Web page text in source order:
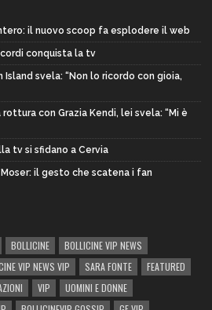
il nuovo scoop fa esplodere il web
conquista la tv
svela: “Non lo ricordo con gioia,
con Grazia Kendi, lei svela: “Mi è
tv si sfidano a Cervia
il gesto che scatena i fan
BOLLICINE
BOLLICINE VIP NEWS
VIP NEWS VIP SARA FONTE
FEATURED
VIP
UOMINI E DONNE